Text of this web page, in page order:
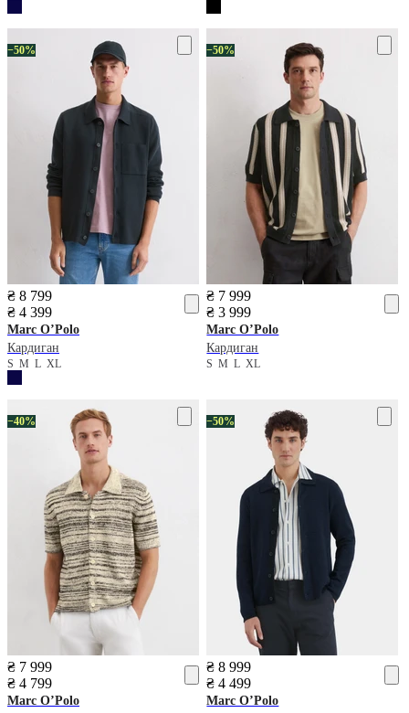
−50%
₴ 8 799
₴ 4 399
Marc O’Polo
Кардиган
S M L XL
−50%
₴ 7 999
₴ 3 999
Marc O’Polo
Кардиган
SMLXL
−40%
₴ 7 999
₴ 4 799
Marc O’Polo
−50%
₴ 8 999
₴ 4 499
Marc O’Polo